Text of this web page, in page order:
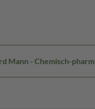
Mann - Chemisch-